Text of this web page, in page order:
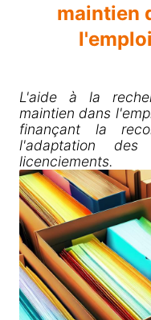
maintien
L'aide à la
maintien dans
finançant la
l'adaptation
licenciements.